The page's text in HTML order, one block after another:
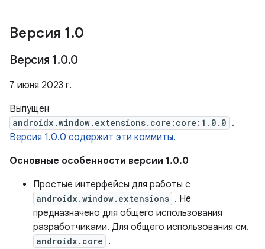
Версия 1.0
Версия 1.0.0
7 июня 2023 г.
Выпущен
androidx.window.extensions.core:core:1.0.0 .
Версия 1.0.0 содержит эти коммиты.
Основные особенности версии 1.0.0
Простые интерфейсы для работы с
androidx.window.extensions . Не
предназначено для общего использования
разработчиками. Для общего использования см.
androidx.core .